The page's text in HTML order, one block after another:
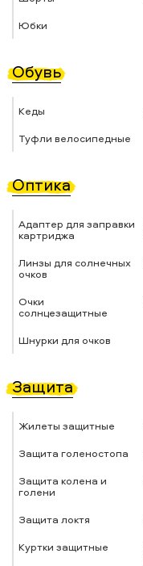
Юбки
Обувь
Кеды
Туфли велосипедные
Оптика
Адаптер для заправки
картриджа
Линзы для солнечных
очков
Очки
солнцезащитные
Шнурки для очков
Защита
Жилеты защитные
Защита голеностопа
Защита колена и
голени
Защита локтя
Куртки защитные